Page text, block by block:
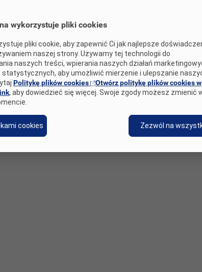
Era Sp. z o.o. Wszelkie prawa zastrzeżone. Zdjęcia ©
dotyczące Danych Osobowych Odpowiedzialne ujawnianie informacji
wykorzystuje pliki cookies
pliki cookie, aby zapewnić Ci jak najlepsze
naszej strony. Używamy tej technologii do
naszych treści, wpierania naszych działań
statystycznych, aby umożliwić mierzenie i ulepszanie
Politykę plików cookies
Otwórz politykę plików cookies w
, aby dowiedzieć się więcej. Swoje zgody możesz zmienić
cookies Zezwól na